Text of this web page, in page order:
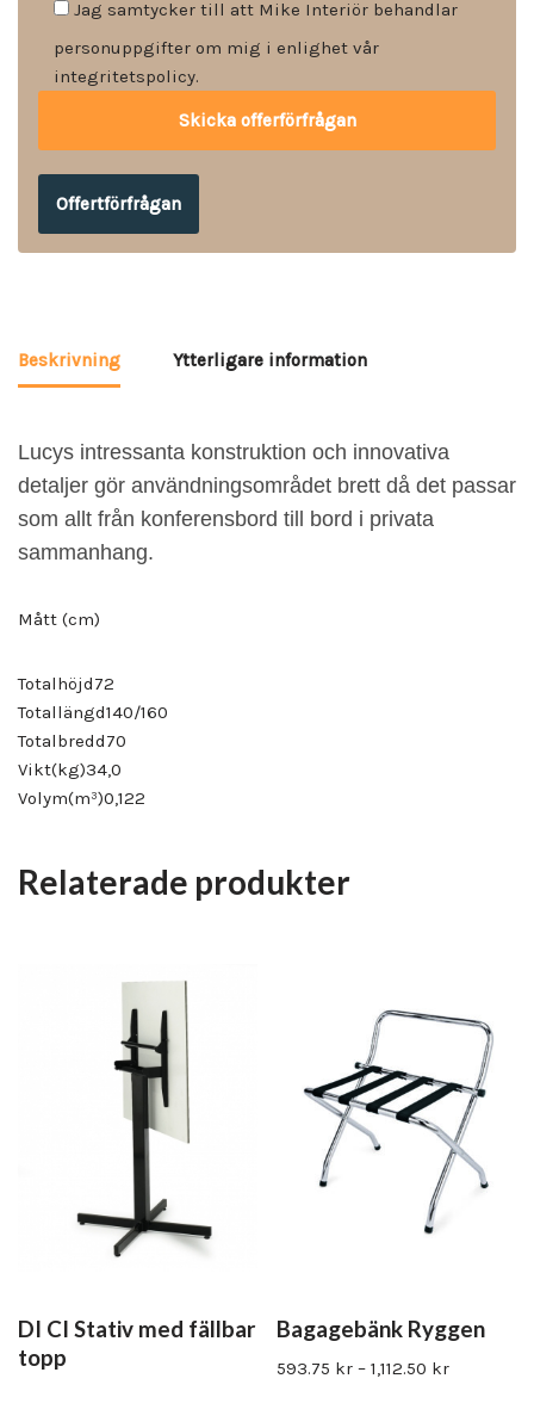
Jag samtycker till att Mike Interiör behandlar
personuppgifter om mig i enlighet vår
integritetspolicy.
Offertförfrågan
Beskrivning Ytterligare information
Lucys intressanta konstruktion och innovativa
detaljer gör användningsområdet brett då det passar
som allt från konferensbord till bord i privata
sammanhang.
Mått (cm)
Totalhöjd72
Totallängd140/160
Totalbredd70
Vikt(kg)34,0
Volym(m³)0,122
Relaterade produkter
DI CI Stativ med fällbar
topp
Bagagebänk Ryggen
593.75 kr – 1,112.50 kr